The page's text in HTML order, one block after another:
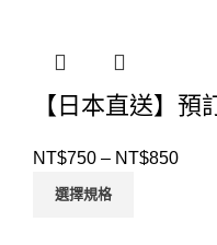
【日本直送】
NT$750 – NT$850
選擇規格